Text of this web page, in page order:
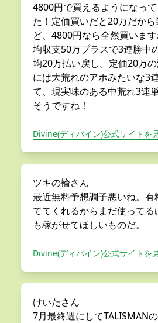
4800円で買えるようになっ
た！定価買いだと20万だか
ど、4800円なら全然買いま
均収支50万プラスで3連勝中
均20万払い戻し。定価20万
には大荒れのアホみたいな3
て、現実味のある中荒れ3連
そうですね！
Divine(ディバイン)公式サイトを
ツキの輪さん
最近無料予想調子悪いね。有
ててくれるからまだ使って
も稼がせてほしいものだ。
Divine(ディバイン)公式サイトを
けいたさん
7月最終週にしてTALISMAN